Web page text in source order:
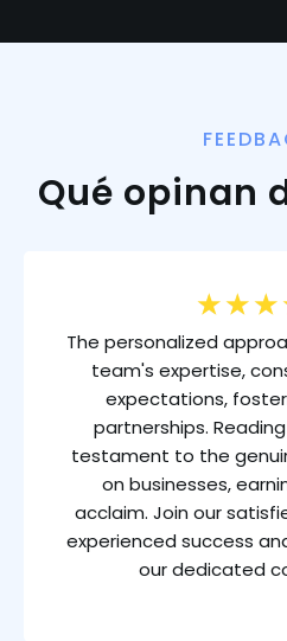
Qué opinan
★ ★ ★
The personalized
team's expertise,
expectations,
partnerships.
testament to the
on businesses,
acclaim. Join our
experienced success
our dedicated